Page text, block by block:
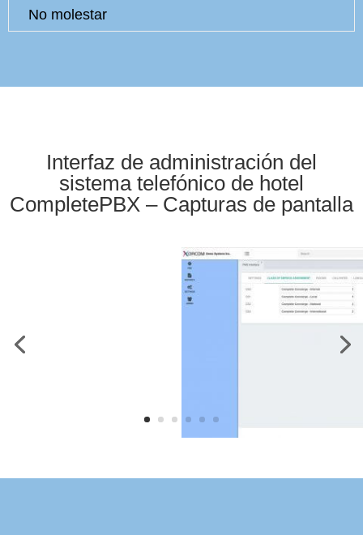
No molestar
Interfaz de administración del
sistema telefónico de hotel
CompletePBX – Capturas de pantalla